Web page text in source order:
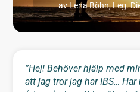
avLena Böhn, Leg.
”Hej! Behöver hjälp med
att jag tror jag har IBS…